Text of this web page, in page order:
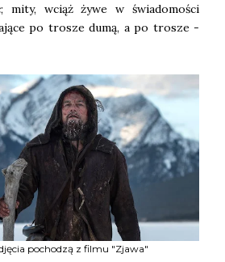
mity, wciąż żywe w świadomości
po trosze dumą, a po trosze -
pochodzą z filmu "Zjawa"